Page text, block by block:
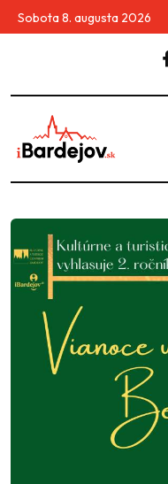
Sobota 8. augusta 2026